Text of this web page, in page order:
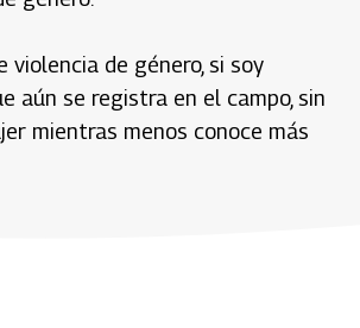
de género, si soy
aún se registra en el campo, sin
mientras menos conoce más